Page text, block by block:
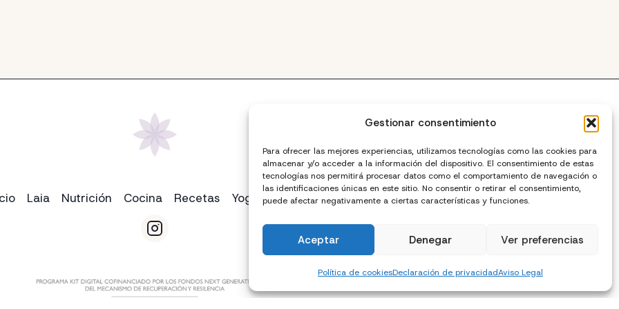
Gestionar consentimiento
Para ofrecer las mejores experiencias, utilizamos tecnologías como las cookies para
almacenar y/o acceder a la información del dispositivo. El consentimiento de estas
tecnologías nos permitirá procesar datos como el comportamiento de navegación o
las identificaciones únicas en este sitio. No consentir o retirar el consentimiento,
puede afectar negativamente a ciertas características y funciones.
Aceptar Denegar Ver preferencias
Política de cookiesDeclaración de privacidadAviso Legal
Laia Nutrición Cocina Recetas Yoga Contacto